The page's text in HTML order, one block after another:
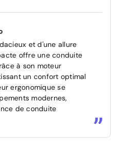
et d'une allure
offre une conduite
à son moteur
un confort optimal
ergonomique se
modernes,
de conduite